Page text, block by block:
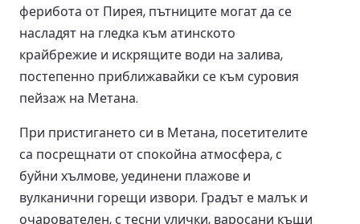
ферибота от Пирея, пътниците могат да се
насладят на гледка към атинското
крайбрежие и искрящите води на залива,
постепенно приближавайки се към суровия
пейзаж на Метана.
При пристигането си в Метана, посетителите
са посрещнати от спокойна атмосфера, с
буйни хълмове, уединени плажове и
вулканични горещи извори. Градът е малък и
очарователен, с тесни улички, варосани къщи